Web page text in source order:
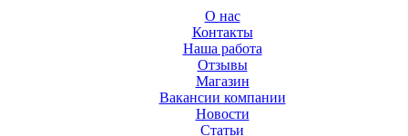
О нас
Контакты
Наша работа
Отзывы
Магазин
Вакансии компании
Новости
Статьи